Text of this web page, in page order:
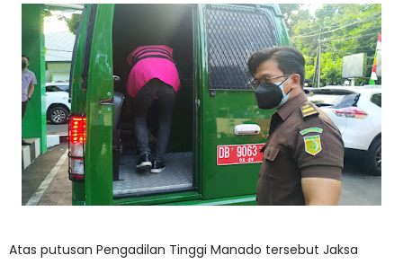
Atas putusan Pengadilan Tinggi Manado tersebut Jaksa